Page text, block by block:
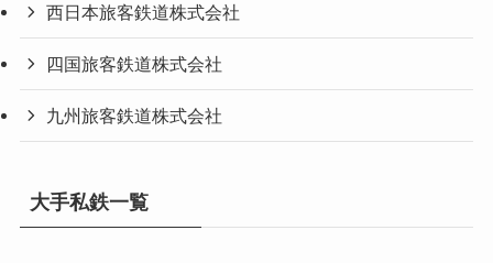
西日本旅客鉄道株式会社
四国旅客鉄道株式会社
九州旅客鉄道株式会社
大手私鉄一覧